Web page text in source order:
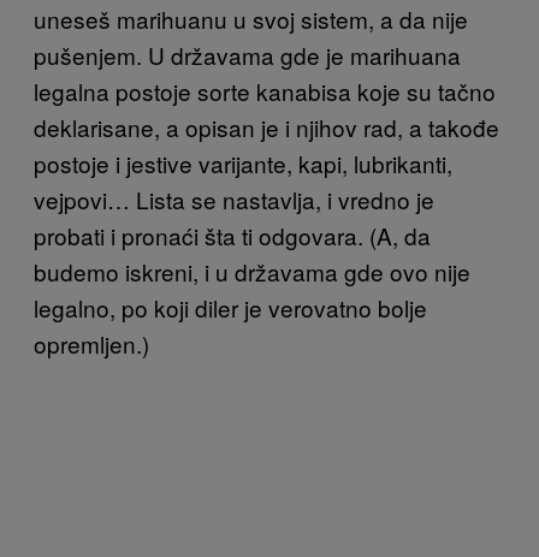
uneseš marihuanu u svoj sistem, a da nije
pušenjem. U državama gde je marihuana
legalna postoje sorte kanabisa koje su tačno
deklarisane, a opisan je i njihov rad, a takođe
postoje i jestive varijante, kapi, lubrikanti,
vejpovi… Lista se nastavlja, i vredno je
probati i pronaći šta ti odgovara. (A, da
budemo iskreni, i u državama gde ovo nije
legalno, po koji diler je verovatno bolje
opremljen.)